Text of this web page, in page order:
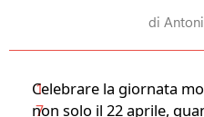
di
1
7
Celebrare la giornata
non solo il 22 aprile,